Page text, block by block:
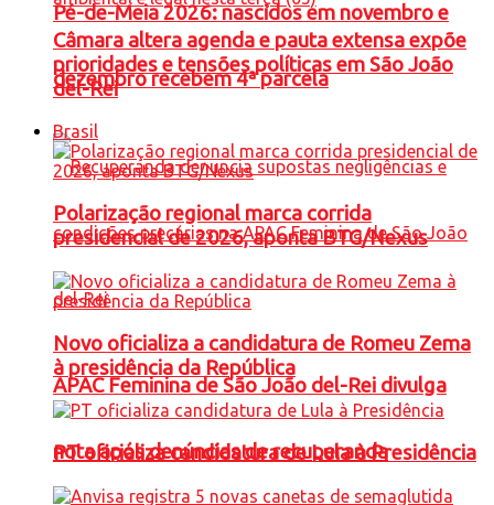
Pé-de-Meia 2026: nascidos em novembro e
dezembro recebem 4ª parcela
APAC Feminina de São João del-Rei divulga
nota após denúncias de recuperanda
Câmara altera agenda e pauta extensa expõe
prioridades e tensões políticas em São João
del-Rei
Brasil
Polarização regional marca corrida
presidencial de 2026, aponta BTG/Nexus
Novo oficializa a candidatura de Romeu Zema
à presidência da República
PT oficializa candidatura de Lula à Presidência